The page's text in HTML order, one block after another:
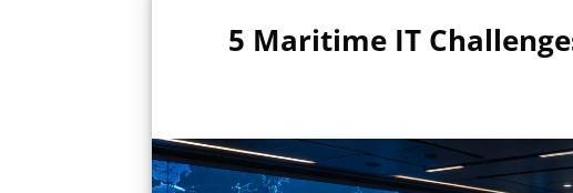
5 Maritime IT